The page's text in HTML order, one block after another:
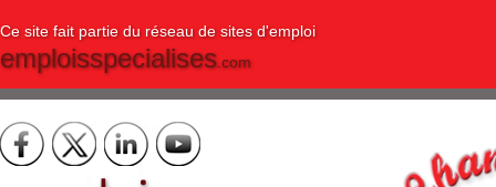
Ce site fait partie du réseau de sites d'emploi
emploisspecialises.com